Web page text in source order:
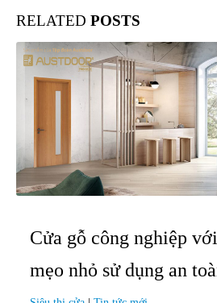
RELATED POSTS
Cửa gỗ công nghiệp
mẹo nhỏ sử dụng an